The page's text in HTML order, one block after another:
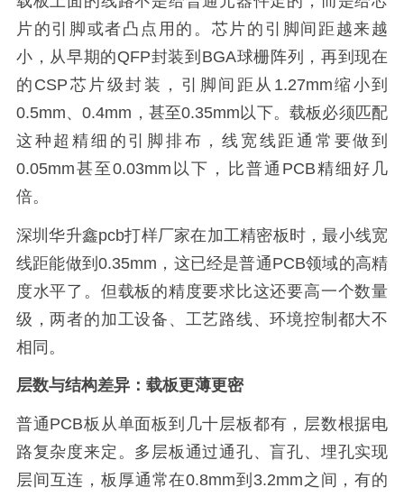
片的引脚或者凸点用的。芯片的引脚间距越来越
小，从早期的QFP封装到BGA球栅阵列，再到现在
的CSP芯片级封装，引脚间距从1.27mm缩小到
0.5mm、0.4mm，甚至0.35mm以下。载板必须匹配
这种超精细的引脚排布，线宽线距通常要做到
0.05mm甚至0.03mm以下，比普通PCB精细好几
倍。
深圳华升鑫pcb打样厂家在加工精密板时，最小线宽
线距能做到0.35mm，这已经是普通PCB领域的高精
度水平了。但载板的精度要求比这还要高一个数量
级，两者的加工设备、工艺路线、环境控制都大不
相同。
层数与结构差异：载板更薄更密
普通PCB板从单面板到几十层板都有，层数根据电
路复杂度来定。多层板通过通孔、盲孔、埋孔实现
层间互连，板厚通常在0.8mm到3.2mm之间，有的